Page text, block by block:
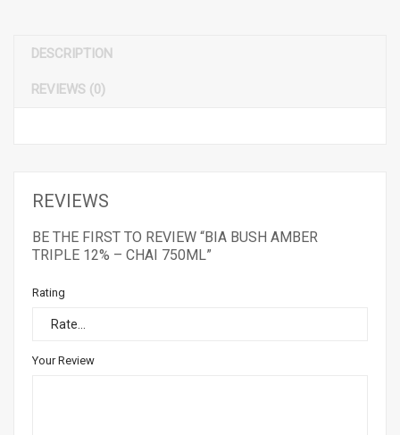
DESCRIPTION
REVIEWS (0)
REVIEWS
BE THE FIRST TO REVIEW “BIA BUSH AMBER
TRIPLE 12% – CHAI 750ML”
Rating
Your Review